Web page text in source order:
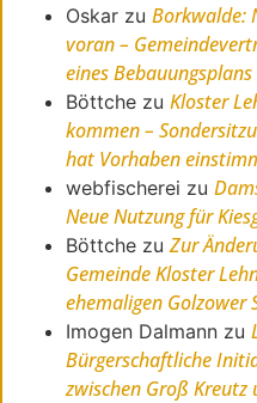
Oskar zu Borkwalde:
voran –
eines Bebauungsplans
Böttche zu Kloster
kommen –
hat Vorhaben
webfischerei zu
Neue Nutzung für
Böttche zuZur
Gemeinde Kloster
ehemaligen Golzower
Imogen Dalmann zu
Bürgerschaftliche
zwischen Groß Kreutz